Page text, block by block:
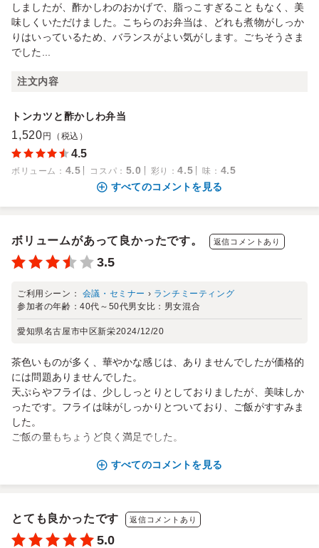
しましたが、酢かしわのおかげで、脂っこすぎることもなく、美
味しくいただけました。こちらのお弁当は、どれも煮物がしっか
りはいっているため、バランスがよい気がします。ごちそうさま
でした...
注文内容
トンカツと酢かしわ弁当
1,520 円（税込）
4.5
ボリューム ： 4.5 コスパ ： 5.0 彩り ：4.5 味 ： 4.5
すべてのコメントを見る
ボリュームがあって良かったです。 返信コメントあり
3.5
ご利用シーン： 会議・セミナー › ランチミーティング
参加者の年齢：40代～50代男女比： 男女混合
愛知県名古屋市中区新栄2024/12/20
茶色いものが多く、華やかな感じは、ありませんでしたが価格的
には問題ありませんでした。
天ぷらやフライは、少ししっとりとしておりましたが、美味しか
ったです。フライは味がしっかりとついており、ご飯がすすみま
した。
ご飯の量もちょうど良く満足でした。
すべてのコメントを見る
とても良かったです 返信コメントあり
5.0